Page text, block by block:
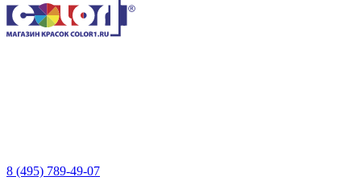
8 (495) 789-49-07